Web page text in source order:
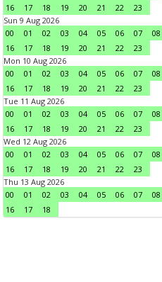
16
17 18 19 20 21 22
23
Sun 9 Aug 2026
00
01 02 03 04 05 06 07 08
16
17 18 19 20 21 22
23
Mon 10 Aug 2026
00
01 02 03 04 05 06 07 08
16
17 18 19 20 21 22
23
Tue 11 Aug 2026
00
01 02 03 04 05 06 07 08
16
17 18 19 20 21 22
23
Wed 12 Aug 2026
00
01 02 03 04 05 06 07 08
16
17 18 19 20 21 22
23
Thu 13 Aug 2026
00
01 02 03 04 05 06 07 08
16
17 18